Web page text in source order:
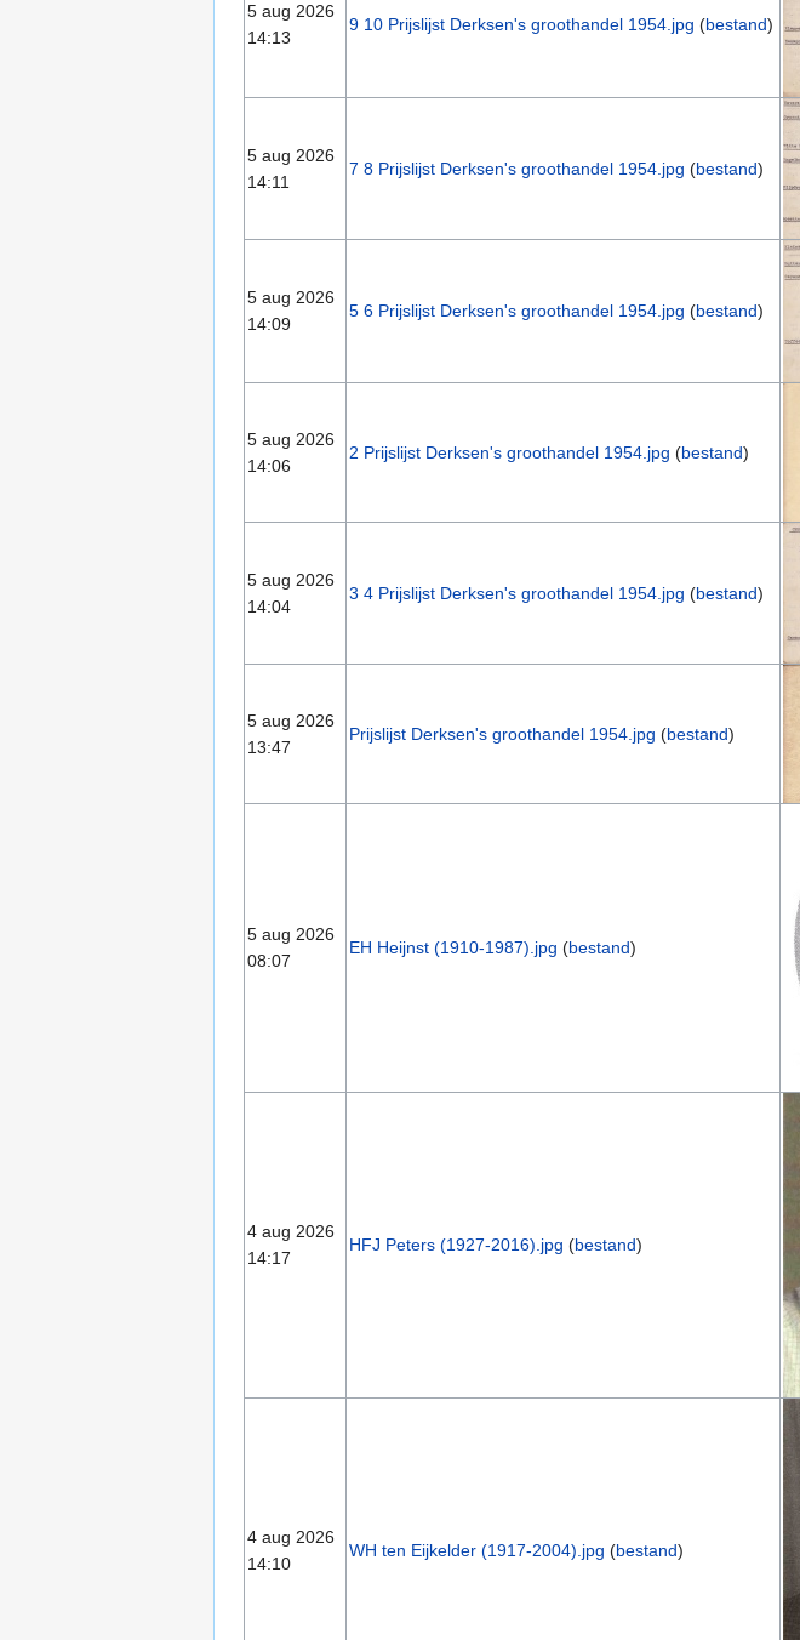
5 aug 2026
14:13
9 10 Prijslijst Derksen's groothandel 1954.jpg (bestand)
5 aug 2026
14:11
7 8 Prijslijst Derksen's groothandel 1954.jpg (bestand)
5 aug 2026
14:09
5 6 Prijslijst Derksen's groothandel 1954.jpg (bestand)
5 aug 2026
14:06
2 Prijslijst Derksen's groothandel 1954.jpg (bestand)
5 aug 2026
14:04
3 4 Prijslijst Derksen's groothandel 1954.jpg (bestand)
5 aug 2026
13:47
Prijslijst Derksen's groothandel 1954.jpg (bestand)
5 aug 2026
08:07
EH Heijnst (1910-1987).jpg (bestand)
4 aug 2026
14:17
HFJ Peters (1927-2016).jpg (bestand)
4 aug 2026
14:10
WH ten Eijkelder (1917-2004).jpg (bestand)